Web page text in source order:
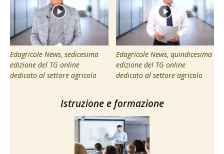
Edagricole News, sedicesima
edizione del TG online
dedicato al settore agricolo
Edagricole News, quindicesima
edizione del TG online
dedicato al settore agricolo
Istruzione e formazione